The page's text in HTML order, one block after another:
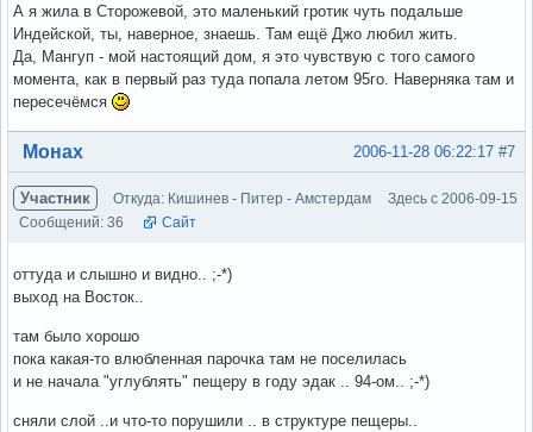
А я жила в Сторожевой, это маленький гротик чуть подальше
Индейской, ты, наверное, знаешь. Там ещё Джо любил жить.
Да, Мангуп - мой настоящий дом, я это чувствую с того самого
момента, как в первый раз туда попала летом 95го. Наверняка там и
пересечёмся
Вне форума #7
2006-11-28 06:22:17
Монах
Участник Откуда: Кишинев - Питер - Амстердам
Здесь с 2006-09-15
Сообщений: 36
Сайт
оттуда и слышно и видно.. ;-*)
выход на Восток..
там было хорошо
пока какая-то влюбленная парочка там не поселилась
и не начала "углублять" пещеру в году эдак .. 94-ом.. ;-*)
сняли слой ..и что-то порушили .. в структуре пещеры..